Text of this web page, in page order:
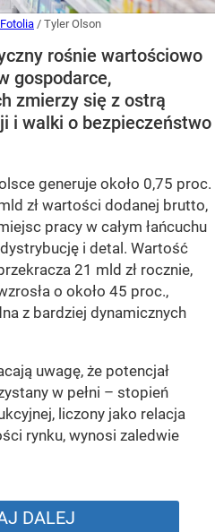
Fotolia / Tyler Olson
rośnie wartościowo
gospodarce,
zmierzy się z ostrą
i walki o bezpieczeństwo
generuje około 0,75 proc.
zł wartości dodanej brutto,
pracy w całym łańcuchu
i detal. Wartość
21 mld zł rocznie,
o około 45 proc.,
z bardziej dynamicznych
uwagę, że potencjał
w pełni – stopień
liczony jako relacja
rynku, wynosi zaledwie
DALEJ